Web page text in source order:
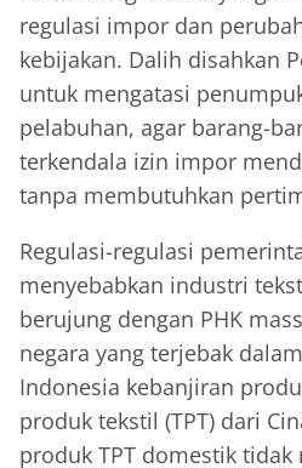
regulasi impor dan
kebijakan. Dalih disahkan
untuk mengatasi
pelabuhan, agar barang-
terkendala izin impor
tanpa membutuhkan
Regulasi-regulasi
menyebabkan industri
berujung dengan PHK
negara yang terjebak
Indonesia kebanjiran
produk tekstil (TPT) dari
produk TPT domestik